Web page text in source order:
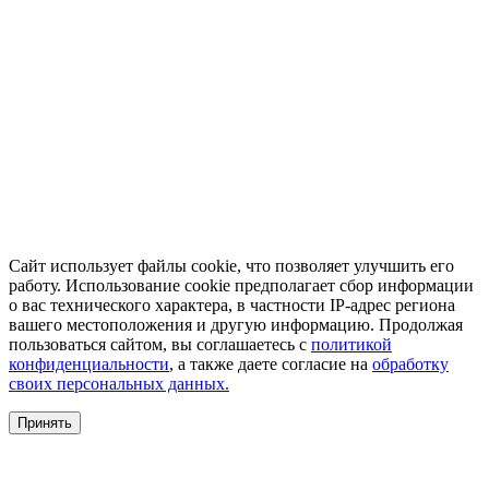
Сайт использует файлы cookie, что позволяет улучшить его
работу. Использование cookie предполагает сбор информации
о вас технического характера, в частности IP-адрес региона
вашего местоположения и другую информацию. Продолжая
пользоваться сайтом, вы соглашаетесь с политикой
конфиденциальности, а также даете согласие на обработку
своих персональных данных.
Принять